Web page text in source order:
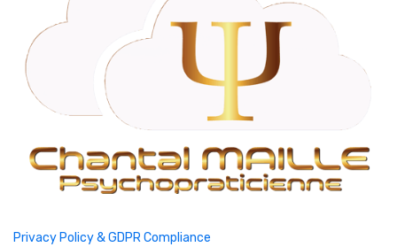
Privacy Policy & GDPR Compliance